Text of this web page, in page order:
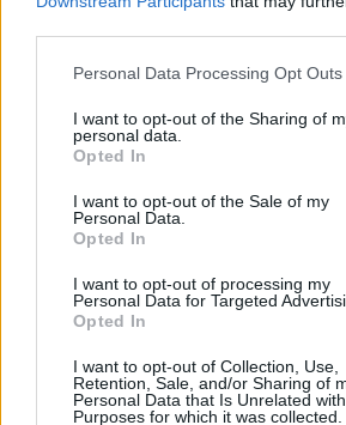
Please note that this website/app uses
not limited to your visit or usage
grant or deny consent to Google and its
use your data for below specified
consent section.
Personal Data Processing Opt Outs
I want to opt-out of the Sharing of
personal data.
Opted In
I want to opt-out of the Sale of my
Personal Data.
Opted In
I want to opt-out of processing my
Personal Data for Targeted
Opted In
I want to opt-out of Collection, Use,
Retention, Sale, and/or Sharing of
Personal Data that Is Unrelated
Purposes for which it was collected.
érdemes oda is benézni,
kapcsolatos